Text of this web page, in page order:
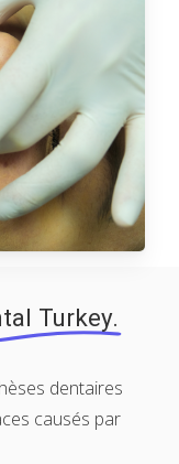
Turkey.
dentaires
causés par